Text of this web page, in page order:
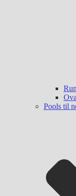
Pools til